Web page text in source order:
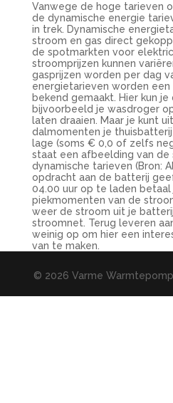
Vanwege de hoge tarieven
de dynamische energie
in trek. Dynamische
stroom en gas direct
de spotmarkten voor
stroomprijzen kunnen
gasprijzen worden per dag
energietarieven worden
bekend gemaakt. Hier kun
bijvoorbeeld je wasdroger
laten draaien. Maar je kunt
dalmomenten je
lage (soms € 0,0 of zelfs
staat een afbeelding van de
dynamische tarieven (Bron:
opdracht aan de batterij
04.00 uur op te laden betaal
piekmomenten van de
weer de stroom uit je
stroomnet. Terug leveren
weinig op om hier een
van te maken.
© 2026 Varme